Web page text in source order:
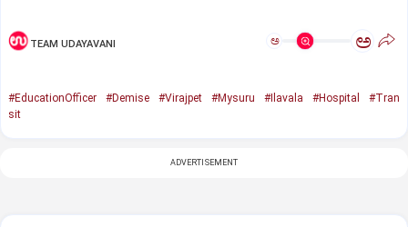
TEAM UDAYAVANI ಅ ಅ
#EducationOfficer #Demise #Virajpet #Mysuru #Ilavala #Hospital
#Tran
sit
ADVERTISEMENT